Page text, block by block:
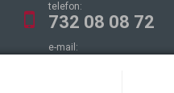
telefon:
732 08 08 72
e-mail: